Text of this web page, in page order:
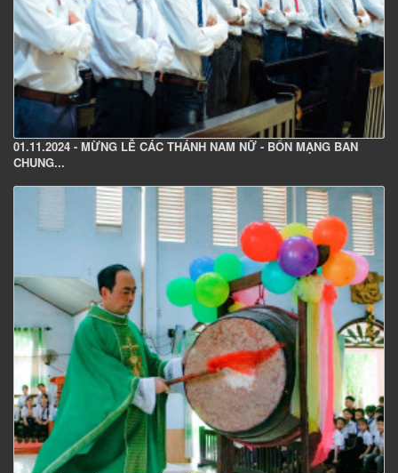
01.11.2024 - MỪNG LỄ CÁC THÁNH NAM NỮ - BỔN MẠNG BAN
CHUNG...